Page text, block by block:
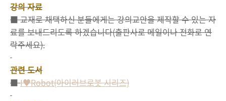
강의 자료
■ 교재로 채택하신 분들에게는 강의교안을 제작할 수 있는 자
료를 보내드리도록 하겠습니다(출판사로 메일이나 전화로 연
락주세요).
관련 도서
■I♥Robot(아이러브로봇시리즈)